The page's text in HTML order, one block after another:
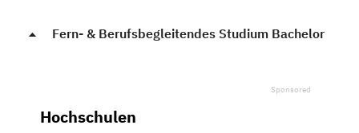
Fern- & Berufsbegleitendes Studium Bachelor
Hochschulen